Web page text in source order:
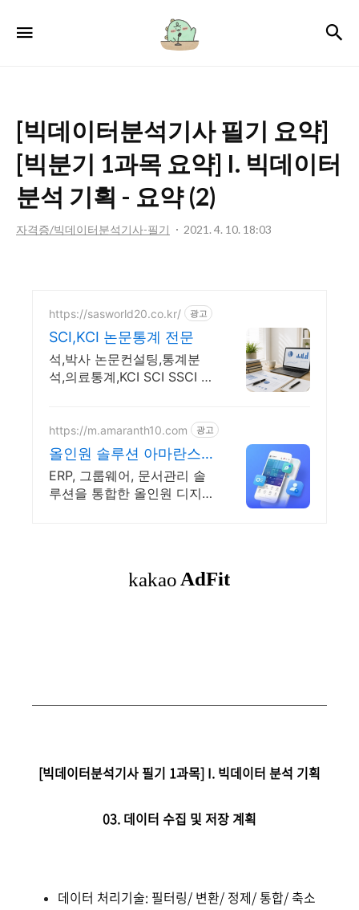
서
윤
[빅데이터분석기사 필기 요약]
[빅분기 1과목 요약] I. 빅데이터
분석 기획 - 요약 (2)
자격증/빅데이터분석기사-필기 2021. 4. 10. 18:03
https://sasworld20.co.kr/ 광고
SCI,KCI 논문통계 전문
석,박사 논문컨설팅,통계분
석,의료통계,KCI SCI SSCI 학
https://m.amaranth10.com 광고
올인원 솔루션 아마란스
10 디지털 비즈니스 플랫
폼
ERP, 그룹웨어, 문서관리 솔
루션을 통합한 올인원 디지
[빅데이터분석기사 필기 1과목] I. 빅데이터 분석 기획
03. 데이터 수집 및 저장 계획
데이터 처리기술: 필터링/ 변환/ 정제/ 통합/ 축소